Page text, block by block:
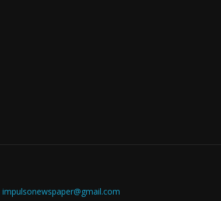
impulsonewspaper@gmail.com